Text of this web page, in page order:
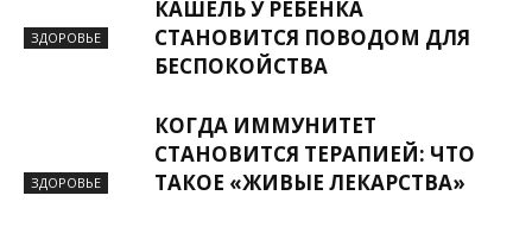
ЗДОРОВЬЕ
КАШЕЛЬ У РЕБЕНКА
СТАНОВИТСЯ ПОВОДОМ ДЛЯ
БЕСПОКОЙСТВА
ЗДОРОВЬЕ
КОГДА ИММУНИТЕТ
СТАНОВИТСЯ ТЕРАПИЕЙ: ЧТО
ТАКОЕ «ЖИВЫЕ ЛЕКАРСТВА»